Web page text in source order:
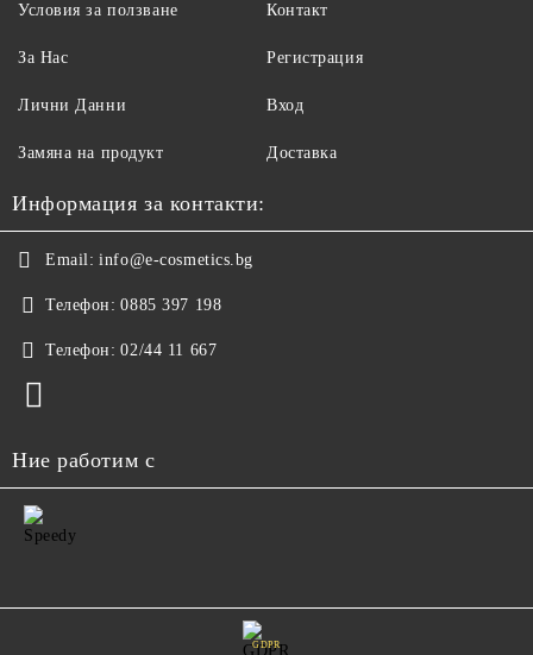
Условия за ползване
За Нас
Лични Данни
Замяна на продукт
Контакт
Регистрация
Вход
Доставка
Информация за контакти:
Email: info@e-cosmetics.bg
Телефон: 0885 397 198
Телефон: 02/44 11 667
Ние работим с
GDPR